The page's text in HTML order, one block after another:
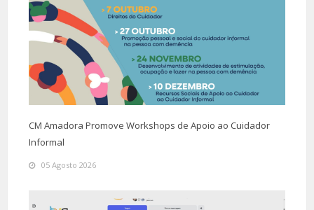
CM Amadora Promove Workshops de Apoio ao Cuidador
Informal
05 Agosto 2026